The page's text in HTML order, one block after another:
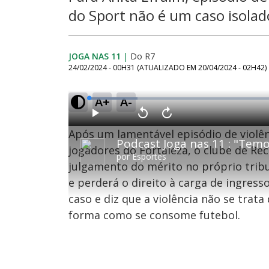
do Sport não é um caso
JOGA NAS 11 | Do R7
24/02/2024 - 00H31 (ATUALIZADO EM 20/04/2024 - 02H42)
A+ A-
porEsportes
P
l
y
V
o
l
t
a
r
1
0
s
g
u
d
s
A
v
a
n
ç
a
r
1
0
e
g
n
o
s
L
o
a
d
e
:
2
.
7
%
Após um lamentável episódio de
jogadores do Fortaleza, o clube de
julgamento do mérito no próprio
e perderá o direito à carga de
caso e diz que a violência não se
forma como se consome futebol.